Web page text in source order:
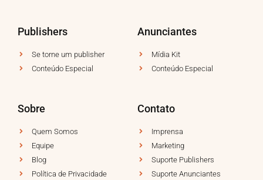
Publishers
Se torne um publisher
Conteúdo Especial
Anunciantes
Mídia Kit
Conteúdo Especial
Sobre
Quem Somos
Equipe
Blog
Política de Privacidade
Contato
Imprensa
Marketing
Suporte Publishers
Suporte Anunciantes